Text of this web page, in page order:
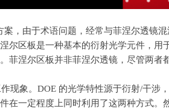
案，由于术语问题，经常与菲涅尔透镜
尔区板是一种基本的衍射光学元件，用
菲涅尔区板并非菲涅尔透镜，尽管两者
现象。 DOE 的光学特性源于衍射/干涉
在一定程度上同时利用了这两种方式。